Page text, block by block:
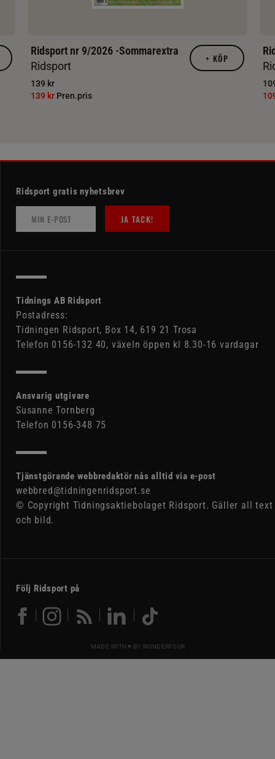
Ridsport nr 9/2026 -Sommarextra
Ridsport
139 kr
139 kr Pren.pris
+ KÖP
Ridsport gratis nyhetsbrev
JA TACK!
Tidnings AB Ridsport
Postadress:
Tidningen Ridsport, Box 14, 619 21 Trosa
Telefon 0156-132 40, växeln öppen kl 8.30-16 vardagar
Ansvarig utgivare
Susanne Tornberg
Telefon 0156-348 75
Tjänstgörande webbredaktör nås alltid via e-post
webbred@tidningenridsport.se
© Copyright Tidningsaktiebolaget Ridsport. Gäller all text
och bild.
Följ Ridsport på
MADE WITH ♥ BY WONDERFOUR